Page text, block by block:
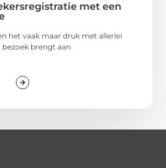
met een
het vaak maar druk met allerlei
brengt aan